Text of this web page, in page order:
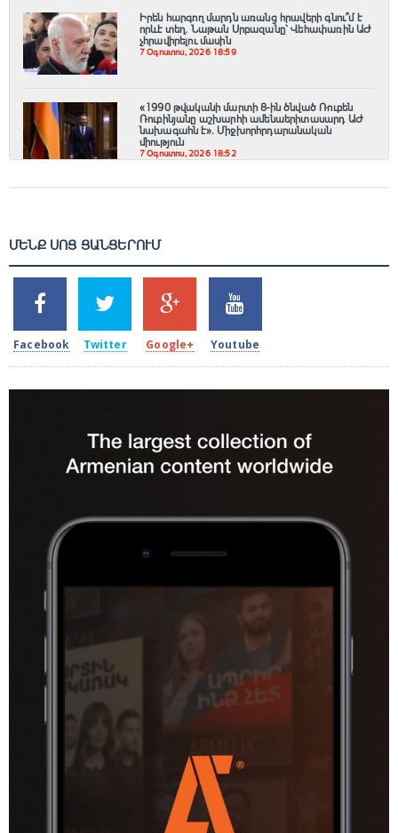
Իրեն հարգող մարդն առանց հրավերի գնու՞մ է
որևէ տեղ. Նաթան Սրբազանը՝ Վեհափառին ԱԺ
չհրավիրելու մասին
7 Օգոստոս, 2026 18:59
«1990 թվականի մարտի 8-ին ծնված Ռուբեն
Ռուբինյանը աշխարհի ամենաերիտասարդ ԱԺ
նախագահն է»․ Միջխորհրդարանական
միություն
7 Օգոստոս, 2026 18:52
ՄԵՆՔ ՍՈՑ ՑԱՆՑԵՐՈՒՄ
2k
SHARES
Facebook
1.5k
TWEETS
Twitter
203
SHARES
Google+
620
SHARES
Youtube